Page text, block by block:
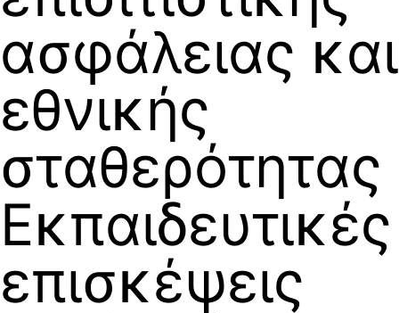
ασφάλειας και
εθνικής
σταθερότητας
Εκπαιδευτικές
επισκέψεις